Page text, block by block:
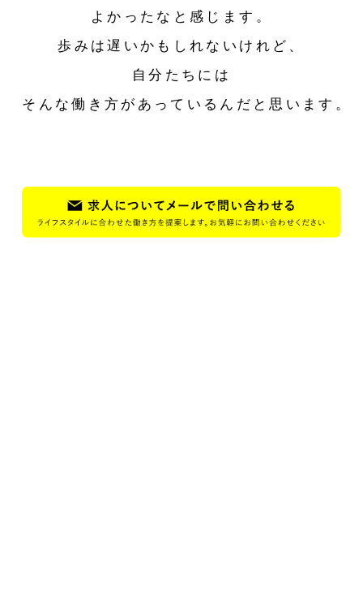
よかったなと感じます。
歩みは遅いかもしれないけれど、
自分たちには
そんな働き方があっているんだと思います。